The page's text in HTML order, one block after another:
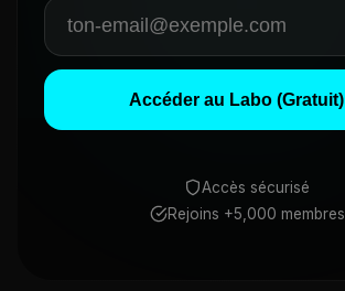
Accéder au Labo (Gratuit)
Accès sécurisé
Rejoins +5,000 membres